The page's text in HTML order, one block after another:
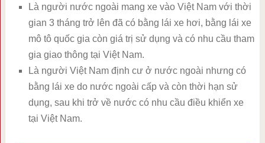
Là người nước ngoài mang xe vào Việt Nam với thời
gian 3 tháng trở lên đã có bằng lái xe hơi, bằng lái xe
mô tô quốc gia còn giá trị sử dụng và có nhu cầu tham
gia giao thông tại Việt Nam.
Là người Việt Nam định cư ở nước ngoài nhưng có
bằng lái xe do nước ngoài cấp và còn thời hạn sử
dụng, sau khi trở về nước có nhu cầu điều khiển xe
tại Việt Nam.